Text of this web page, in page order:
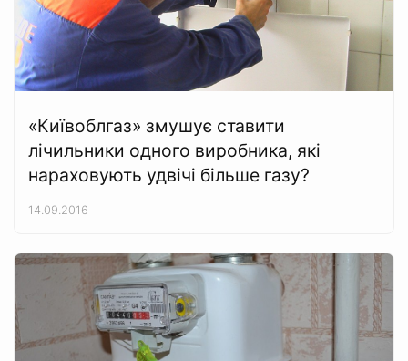
«Київоблгаз» змушує ставити
лічильники одного виробника, які
нараховують удвічі більше газу?
14.09.2016